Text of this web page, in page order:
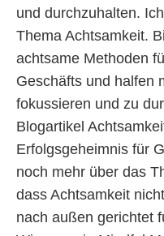
und durchzuhalten.
Thema Achtsamkeit.
achtsame Methoden
Geschäfts und halfen
fokussieren und zu
Blogartikel
Erfolgsgeheimnis für
noch mehr über das
dass Achtsamkeit
nach außen gerichtet